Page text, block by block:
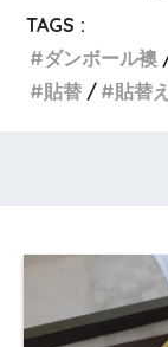
TAGS :
ダンボール襖
貼替
貼替え